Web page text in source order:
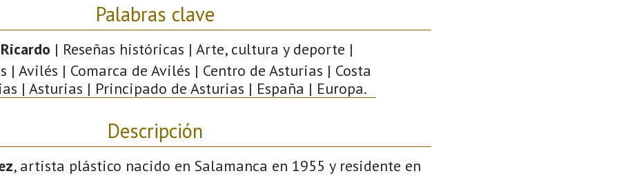
Palabras clave
| Reseñas históricas | Arte, cultura y deporte |
| Avilés | Comarca de Avilés | Centro de Asturias | Costa
| Asturias | Principado de Asturias | España | Europa.
Descripción
, artista plástico nacido en Salamanca en 1955 y residente en